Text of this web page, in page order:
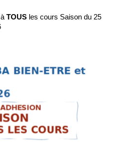
TOUSles cours Saison du 25